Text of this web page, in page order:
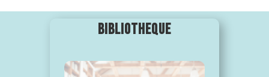
BIBLIOTHEQUE